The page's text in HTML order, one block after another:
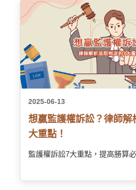
2025-06-13
想贏監護權訴訟？律師解
大重點！
監護權訴訟7大重點，提高勝算